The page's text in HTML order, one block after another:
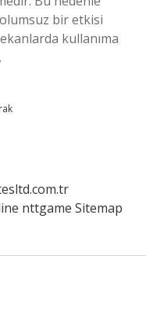
olumsuz bir etkisi
kullanıma
nttgame Sitemap